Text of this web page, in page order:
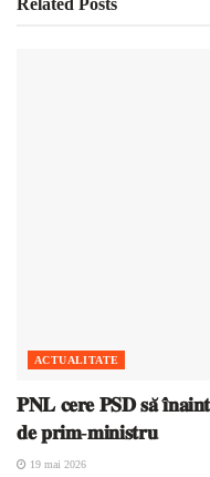
ACTUALITATE
𝐏𝐍𝐋 𝐜𝐞𝐫𝐞 𝐏𝐒𝐃 𝐬𝐚̆
𝐝𝐞 𝐩𝐫𝐢𝐦-𝐦𝐢𝐧𝐢𝐬𝐭𝐫𝐮
19 mai 2026